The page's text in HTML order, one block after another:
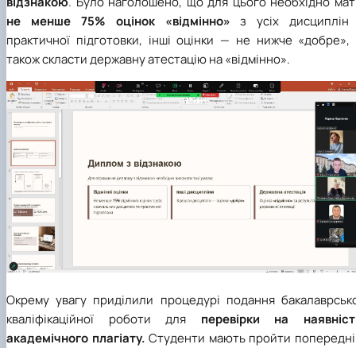
не менше 75% оцінок «відмінно»з усіх дисциплін
практичної підготовки, інші оцінки — не нижче «добре»,
також скласти державну атестацію на «відмінно».
Окрему увагу приділили процедурі подання
кваліфікаційної роботи для перевірки на
академічного плагіату. Студенти мають пройти